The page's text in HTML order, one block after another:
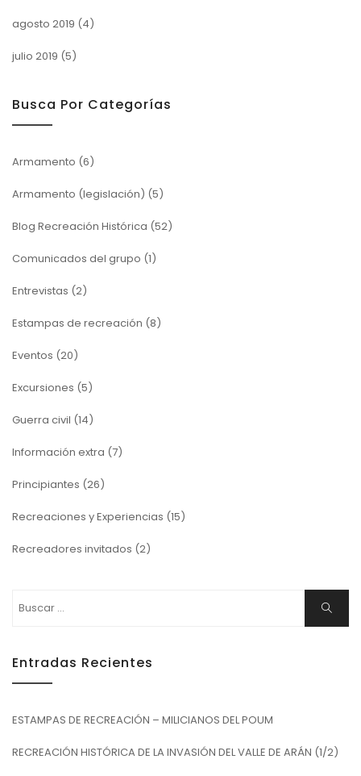
agosto 2019 (4)
julio 2019 (5)
Busca Por Categorías
Armamento (6)
Armamento (legislación) (5)
Blog Recreación Histórica (52)
Comunicados del grupo (1)
Entrevistas (2)
Estampas de recreación (8)
Eventos (20)
Excursiones (5)
Guerra civil (14)
Información extra (7)
Principiantes (26)
Recreaciones y Experiencias (15)
Recreadores invitados (2)
Buscar: Buscar
Entradas Recientes
ESTAMPAS DE RECREACIÓN – MILICIANOS DEL POUM
RECREACIÓN HISTÓRICA DE LA INVASIÓN DEL VALLE DE ARÁN (1/2)